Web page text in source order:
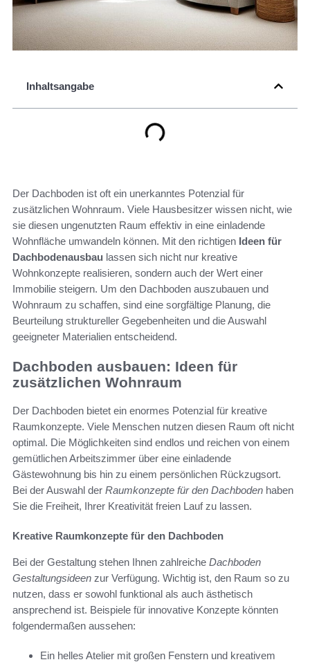
Inhaltsangabe
Der Dachboden ist oft ein unerkanntes Potenzial für
zusätzlichen Wohnraum. Viele Hausbesitzer wissen nicht, wie
sie diesen ungenutzten Raum effektiv in eine einladende
Wohnfläche umwandeln können. Mit den richtigen Ideen für
Dachbodenausbau lassen sich nicht nur kreative
Wohnkonzepte realisieren, sondern auch der Wert einer
Immobilie steigern. Um den Dachboden auszubauen und
Wohnraum zu schaffen, sind eine sorgfältige Planung, die
Beurteilung struktureller Gegebenheiten und die Auswahl
geeigneter Materialien entscheidend.
Dachboden ausbauen: Ideen für
zusätzlichen Wohnraum
Der Dachboden bietet ein enormes Potenzial für kreative
Raumkonzepte. Viele Menschen nutzen diesen Raum oft nicht
optimal. Die Möglichkeiten sind endlos und reichen von einem
gemütlichen Arbeitszimmer über eine einladende
Gästewohnung bis hin zu einem persönlichen Rückzugsort.
Bei der Auswahl der Raumkonzepte für den Dachboden haben
Sie die Freiheit, Ihrer Kreativität freien Lauf zu lassen.
Kreative Raumkonzepte für den Dachboden
Bei der Gestaltung stehen Ihnen zahlreiche Dachboden
Gestaltungsideen zur Verfügung. Wichtig ist, den Raum so zu
nutzen, dass er sowohl funktional als auch ästhetisch
ansprechend ist. Beispiele für innovative Konzepte könnten
folgendermaßen aussehen:
Ein helles Atelier mit großen Fenstern und kreativem